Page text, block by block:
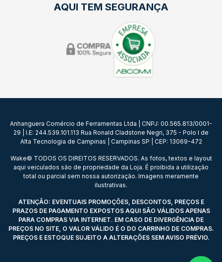
AQUI TEM SEGURANÇA
Anhanguera Comércio de Ferramentas Ltda | CNPJ: 00.565.813/0001-
29 | I.E: 244.539.101.113 Rua Ronald Cladstone Negri, 375 - Polo I de
Alta Tecnologia de Campinas | Campinas SP | CEP: 13069-472
Wake© TODOS OS DIREITOS RESERVADOS. As fotos, textos e layout
aqui veiculados são de propriedade da Loja. É proibida a utilização
total ou parcial sem nossa autorização. Imagens meramente
ilustrativas.
ATENÇÃO: EVENTUAIS PROMOÇÕES, DESCONTOS, PREÇOS E
PRAZOS DE PAGAMENTO EXPOSTOS AQUI SÃO VÁLIDOS APENAS
PARA COMPRAS VIA INTERNET. EM CASO DE DIVERGÊNCIA DE
PREÇOS NO SITE, O VALOR VÁLIDO É O DO CARRINHO DE COMPRAS.
PREÇOS E ESTOQUE SUJEITO A ALTERAÇÕES SEM AVISO PRÉVIO.